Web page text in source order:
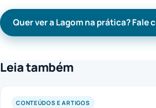
Quer ver a Lagom na prática? Fale
Leia também
CONTEÚDOS E ARTIGOS